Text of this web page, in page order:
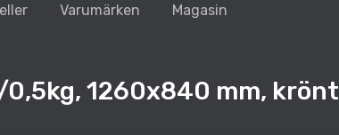
Varumärken Magasin
1260x840 mm, krönt